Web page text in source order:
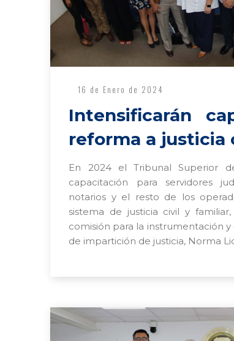
16 de Enero de 2024
Intensificarán
reforma a justicia
En 2024 el Tribunal Superior
capacitación para servidores
notarios y el resto de los
sistema de justicia civil y
comisión para la instrumentación
de impartición de justicia, Norma